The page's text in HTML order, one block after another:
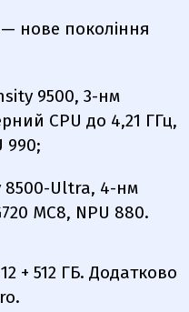
нове покоління
9500, 3-нм
CPU до 4,21 ГГц,
990;
8500-Ultra, 4-нм
MC8, NPU 880.
+ 512 ГБ. Додатково